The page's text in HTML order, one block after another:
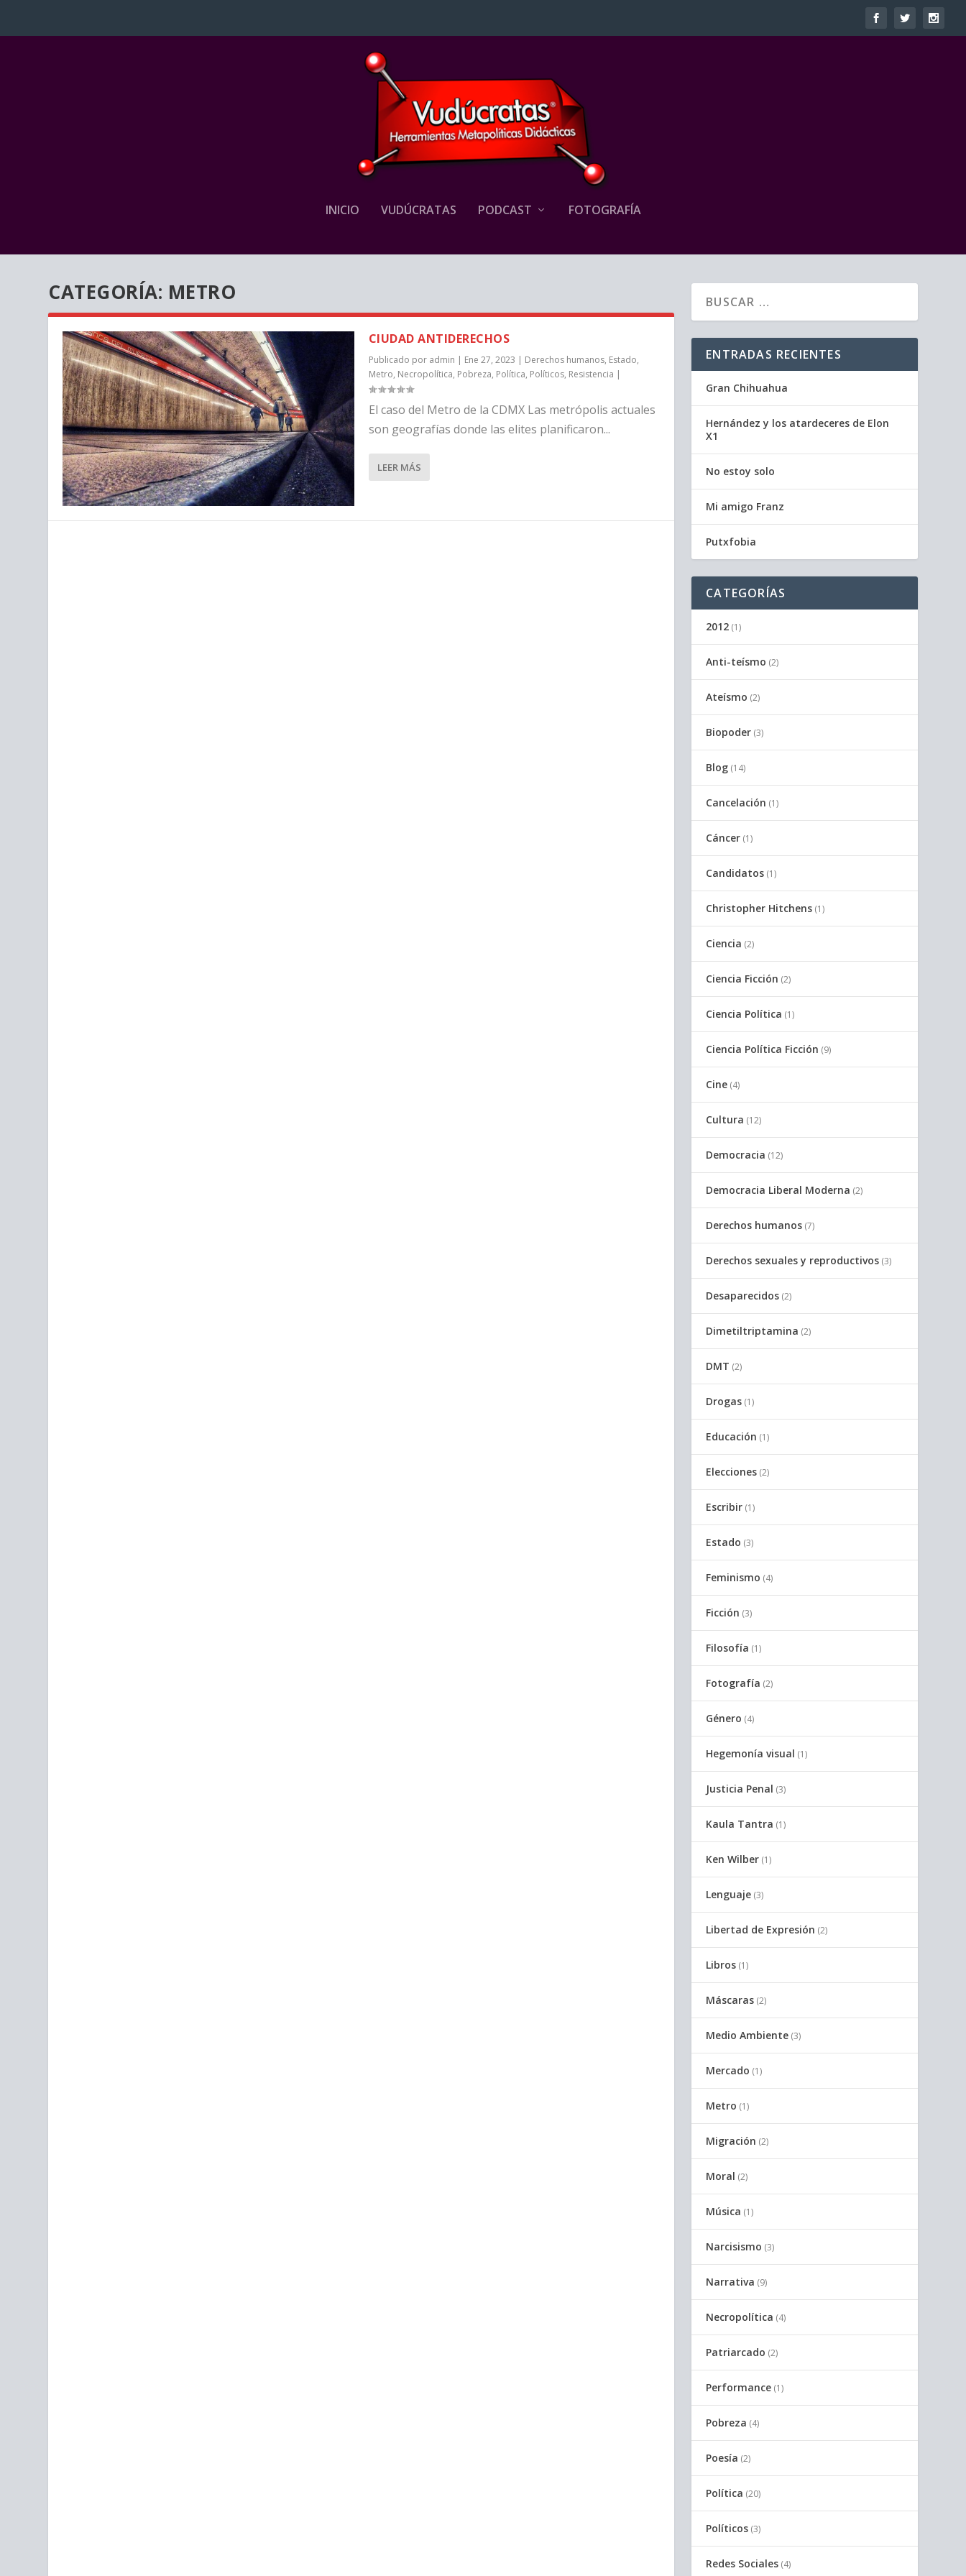
INICIO VUDÚCRATAS PODCAST FOTOGRAFÍA
CATEGORÍA: METRO
CIUDAD ANTIDERECHOS
Publicado por admin | Ene 27, 2023 | Derechos humanos, Estado,
Metro, Necropolítica, Pobreza, Política, Políticos, Resistencia |
El caso del Metro de la CDMX Las metrópolis actuales
son geografías donde las elites planificaron...
LEER MÁS
ENTRADAS RECIENTES
Gran Chihuahua
Hernández y los atardeceres de Elon
X1
No estoy solo
Mi amigo Franz
Putxfobia
CATEGORÍAS
2012 (1)
Anti-teísmo (2)
Ateísmo (2)
Biopoder (3)
Blog (14)
Cancelación (1)
Cáncer (1)
Candidatos (1)
Christopher Hitchens (1)
Ciencia (2)
Ciencia Ficción (2)
Ciencia Política (1)
Ciencia Política Ficción (9)
Cine (4)
Cultura (12)
Democracia (12)
Democracia Liberal Moderna (2)
Derechos humanos (7)
Derechos sexuales y reproductivos (3)
Desaparecidos (2)
Dimetiltriptamina (2)
DMT (2)
Drogas (1)
Educación (1)
Elecciones (2)
Escribir (1)
Estado (3)
Feminismo (4)
Ficción (3)
Filosofía (1)
Fotografía (2)
Género (4)
Hegemonía visual (1)
Justicia Penal (3)
Kaula Tantra (1)
Ken Wilber (1)
Lenguaje (3)
Libertad de Expresión (2)
Libros (1)
Máscaras (2)
Medio Ambiente (3)
Mercado (1)
Metro (1)
Migración (2)
Moral (2)
Música (1)
Narcisismo (3)
Narrativa (9)
Necropolítica (4)
Patriarcado (2)
Performance (1)
Pobreza (4)
Poesía (2)
Política (20)
Políticos (3)
Redes Sociales (4)